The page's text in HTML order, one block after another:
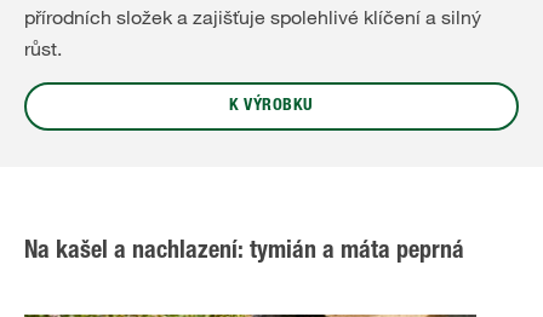
přírodních složek a zajišťuje spolehlivé klíčení a silný
růst.
K VÝROBKU
Na kašel a nachlazení: tymián a máta peprná